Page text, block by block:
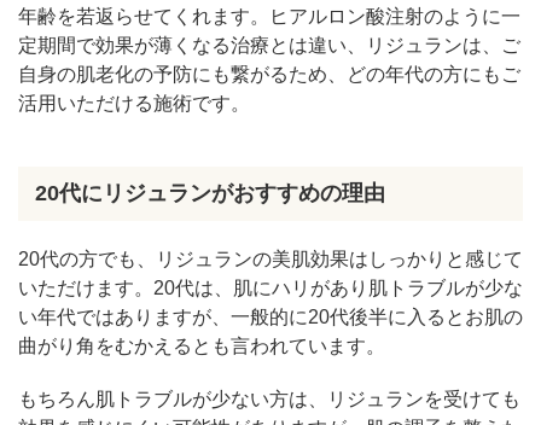
年齢を若返らせてくれます。ヒアルロン酸注射のように一
定期間で効果が薄くなる治療とは違い、リジュランは、ご
自身の肌老化の予防にも繋がるため、どの年代の方にもご
活用いただける施術です。
20代にリジュランがおすすめの理由
20代の方でも、リジュランの美肌効果はしっかりと感じて
いただけます。20代は、肌にハリがあり肌トラブルが少な
い年代ではありますが、一般的に20代後半に入るとお肌の
曲がり角をむかえるとも言われています。
もちろん肌トラブルが少ない方は、リジュランを受けても